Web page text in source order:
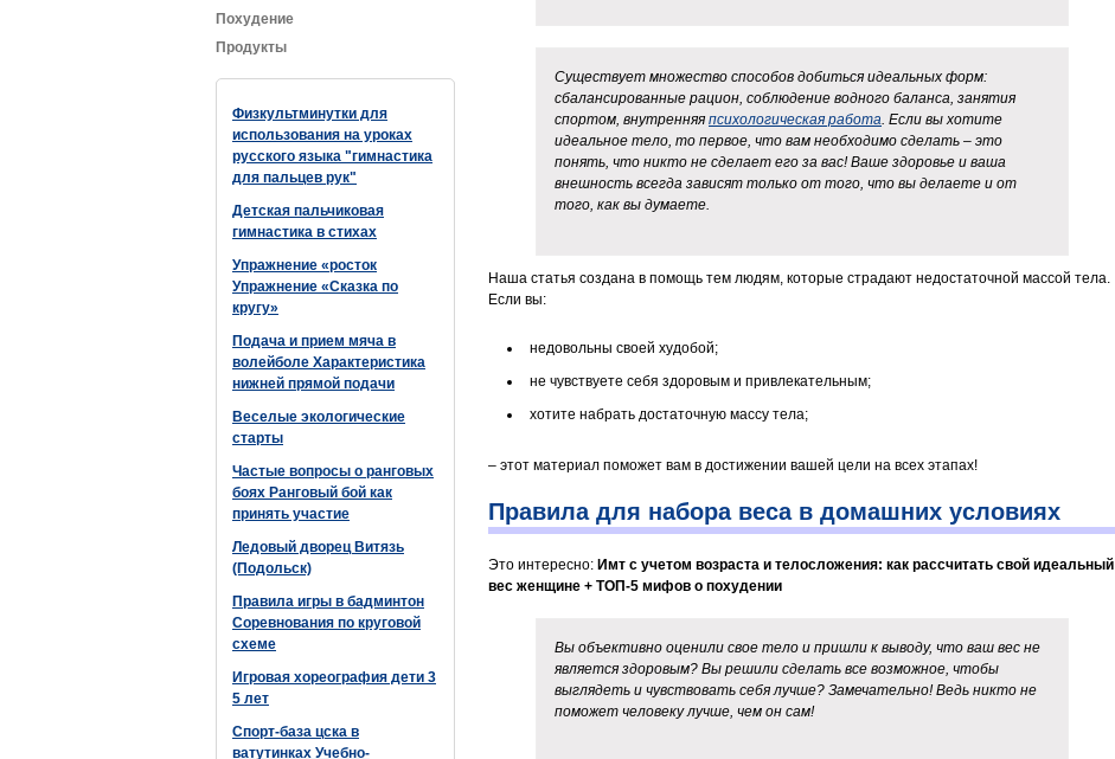
Похудение
Продукты
Физкультминутки для
использования на уроках
русского языка "гимнастика
для пальцев рук"
Детская пальчиковая
гимнастика в стихах
Упражнение «росток
Упражнение «Сказка по
кругу»
Подача и прием мяча в
волейболе Характеристика
нижней прямой подачи
Веселые экологические
старты
Частые вопросы о ранговых
боях Ранговый бой как
принять участие
Ледовый дворец Витязь
(Подольск)
Правила игры в бадминтон
Соревнования по круговой
схеме
Игровая хореография дети 3
5 лет
Спорт-база цска в
ватутинках Учебно-
Существует множество способов добиться идеальных форм:
сбалансированные рацион, соблюдение водного баланса, занятия
спортом, внутренняя психологическая работа. Если вы хотите
идеальное тело, то первое, что вам необходимо сделать – это
понять, что никто не сделает его за вас! Ваше здоровье и ваша
внешность всегда зависят только от того, что вы делаете и от
того, как вы думаете.
Наша статья создана в помощь тем людям, которые страдают недостаточной массой тела.
Если вы:
недовольны своей худобой;
не чувствуете себя здоровым и привлекательным;
хотите набрать достаточную массу тела;
– этот материал поможет вам в достижении вашей цели на всех этапах!
Правила для набора веса в домашних условиях
Это интересно: Имт с учетом возраста и телосложения: как рассчитать свой идеальный
вес женщине + ТОП-5 мифов о похудении
Вы объективно оценили свое тело и пришли к выводу, что ваш вес не
является здоровым? Вы решили сделать все возможное, чтобы
выглядеть и чувствовать себя лучше? Замечательно! Ведь никто не
поможет человеку лучше, чем он сам!